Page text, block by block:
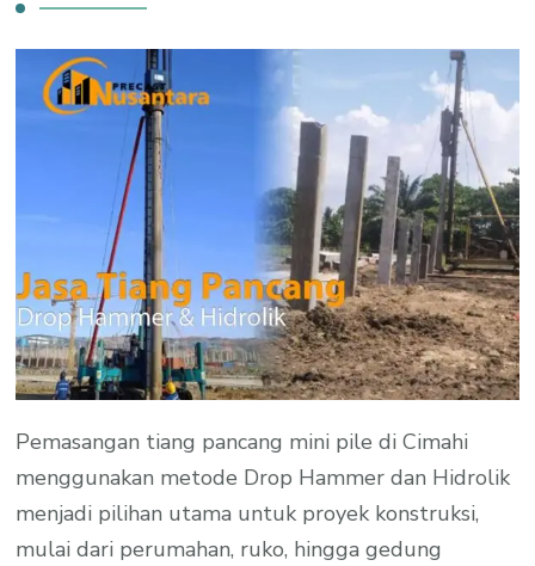
Pemasangan tiang pancang mini pile di Cimahi
menggunakan metode Drop Hammer dan Hidrolik
menjadi pilihan utama untuk proyek konstruksi,
mulai dari perumahan, ruko, hingga gedung